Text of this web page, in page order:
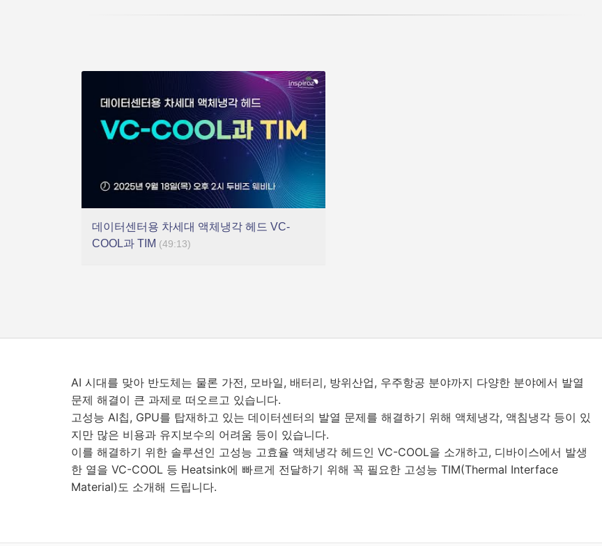
데이터센터용 차세대 액체냉각 헤드 VC-
COOL과 TIM (49:13)
AI 시대를 맞아 반도체는 물론 가전, 모바일, 배터리, 방위산업, 우주항공 분야까지 다양한 분야에서 발열
문제 해결이 큰 과제로 떠오르고 있습니다.
고성능 AI칩, GPU를 탑재하고 있는 데이터센터의 발열 문제를 해결하기 위해 액체냉각, 액침냉각 등이 있
지만 많은 비용과 유지보수의 어려움 등이 있습니다.
이를 해결하기 위한 솔루션인 고성능 고효율 액체냉각 헤드인 VC-COOL을 소개하고, 디바이스에서 발생
한 열을 VC-COOL 등 Heatsink에 빠르게 전달하기 위해 꼭 필요한 고성능 TIM(Thermal Interface
Material)도 소개해 드립니다.